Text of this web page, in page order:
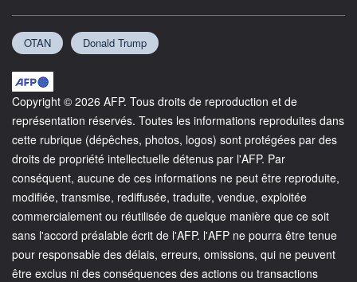
OTAN Donald Trump
Copyright © 2026 AFP. Tous droits de reproduction et de
représentation réservés. Toutes les informations reproduites dans
cette rubrique (dépêches, photos, logos) sont protégées par des
droits de propriété intellectuelle détenus par l'AFP. Par
conséquent, aucune de ces informations ne peut être reproduite,
modifiée, transmise, rediffusée, traduite, vendue, exploitée
commercialement ou réutilisée de quelque manière que ce soit
sans l'accord préalable écrit de l'AFP. l'AFP ne pourra être tenue
pour responsable des délais, erreurs, omissions, qui ne peuvent
être exclus ni des conséquences des actions ou transactions